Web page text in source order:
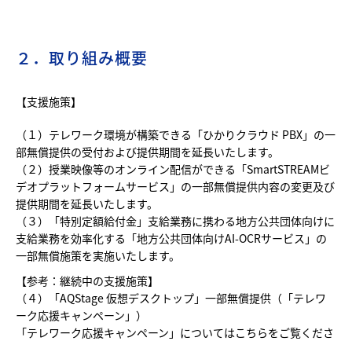
２．取り組み概要
【支援施策】
（１）テレワーク環境が構築できる「ひかりクラウド PBX」の一
部無償提供の受付および提供期間を延長いたします。
（２）授業映像等のオンライン配信ができる「SmartSTREAMビ
デオプラットフォームサービス」の一部無償提供内容の変更及び
提供期間を延長いたします。
（３）「特別定額給付金」支給業務に携わる地方公共団体向けに
支給業務を効率化する「地方公共団体向けAI-OCRサービス」の
一部無償施策を実施いたします。
【参考：継続中の支援施策】
（４）「AQStage 仮想デスクトップ」一部無償提供（「テレワ
ーク応援キャンペーン」）
「テレワーク応援キャンペーン」についてはこちらをご覧くださ